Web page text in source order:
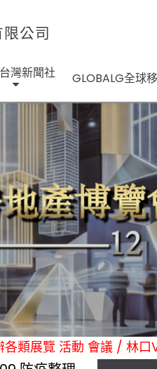
公司
灣新聞社 GLOBALG全球
活動 會議 / 林口